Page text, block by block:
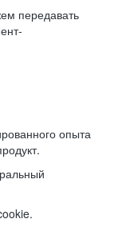
передавать
опыта